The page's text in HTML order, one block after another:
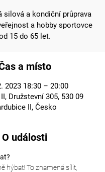
silová a kondiční průprava
a hobby sportovce
15 do 65 let.
a místo
2023 18:30 – 20:00
Družstevní 305, 530 09
II, Česko
O události
hýbat! To znamená sílit,